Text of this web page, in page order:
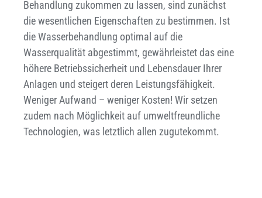
Behandlung zukommen zu lassen, sind zunächst
die wesentlichen Eigenschaften zu bestimmen. Ist
die Wasserbehandlung optimal auf die
Wasserqualität abgestimmt, gewährleistet das eine
höhere Betriebssicherheit und Lebensdauer Ihrer
Anlagen und steigert deren Leistungsfähigkeit.
Weniger Aufwand – weniger Kosten! Wir setzen
zudem nach Möglichkeit auf umweltfreundliche
Technologien, was letztlich allen zugutekommt.